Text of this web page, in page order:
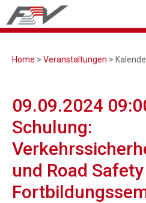
Home > Veranstaltungen >
09.09.2024
Schulung:
und Road